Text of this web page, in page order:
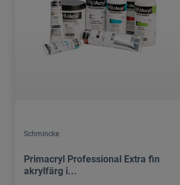
Schmincke
Primacryl Professional Extra fin
akrylfärg i...